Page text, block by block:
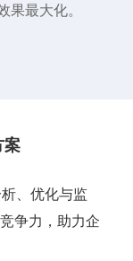
最大化。
案
、优化与监
争力，助力企